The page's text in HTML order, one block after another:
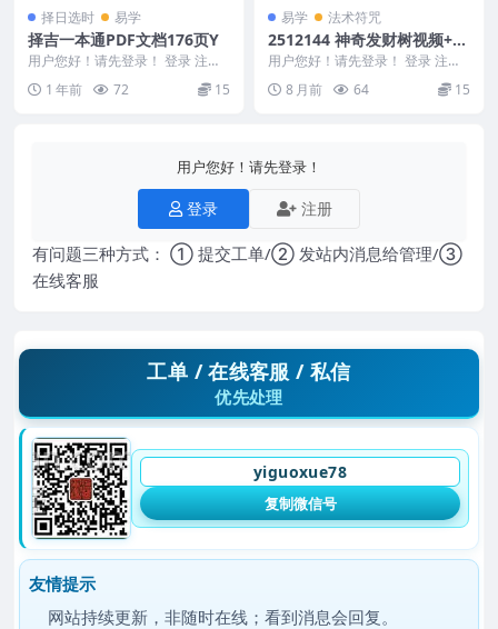
择日选时 易学
择吉一本通PDF文档176页Y
用户您好！请先登录！ 登录 注册
择吉一本通PDF文档176页Y 2505
86 1 年前 72 15
易学 法术符咒
2512144 神奇发财树视频+课
件Y
用户您好！请先登录！ 登录 注册
神奇发财树视频+课件Y 2512144
课件....
8 月前 64 15
用户您好！请先登录！
登录 注册
有问题三种方式： ① 提交工单/② 发站内消息给管理/③
在线客服
工单 / 在线客服 / 私信
优先处理
yiguoxue78
复制微信号
友情提示
网站持续更新，非随时在线；看到消息会回复。